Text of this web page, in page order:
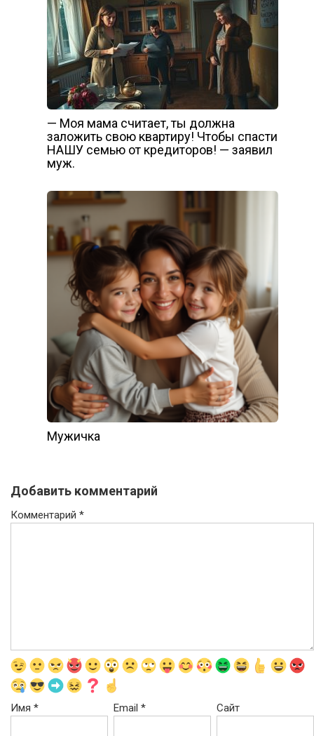
— Моя мама считает, ты должна
заложить свою квартиру! Чтобы спасти
НАШУ семью от кредиторов! — заявил
муж.
Мужичка
Добавить комментарий
Комментарий *
Имя * Email* Сайт